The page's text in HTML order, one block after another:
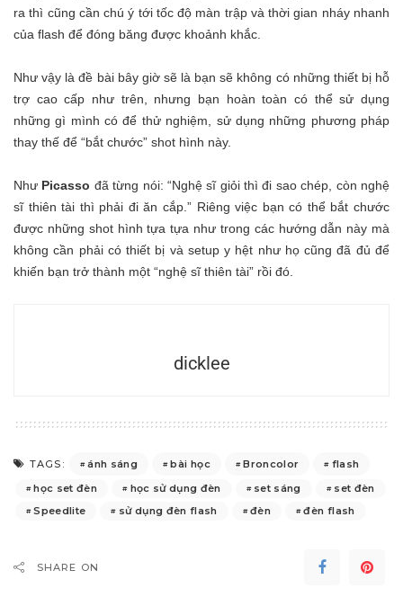
ra thì cũng cần chú ý tới tốc độ màn trập và thời gian nháy nhanh
của flash để đóng băng được khoảnh khắc.
Như vậy là đề bài bây giờ sẽ là bạn sẽ không có những thiết bị hỗ
trợ cao cấp như trên, nhưng bạn hoàn toàn có thể sử dụng
những gì mình có để thử nghiệm, sử dụng những phương pháp
thay thế để “bắt chước” shot hình này.
Như Picasso đã từng nói: “Nghệ sĩ giỏi thì đi sao chép, còn nghệ
sĩ thiên tài thì phải đi ăn cắp.” Riêng việc bạn có thể bắt chước
được những shot hình tựa tựa như trong các hướng dẫn này mà
không cần phải có thiết bị và setup y hệt như họ cũng đã đủ để
khiến bạn trở thành một “nghệ sĩ thiên tài” rồi đó.
dicklee
TAGS: ánh sáng bài học Broncolor
flash
học set đèn
học sử dụng đèn set sáng
set đèn
Speedlite
sử dụng đèn flash đèn đèn flash
SHARE ON